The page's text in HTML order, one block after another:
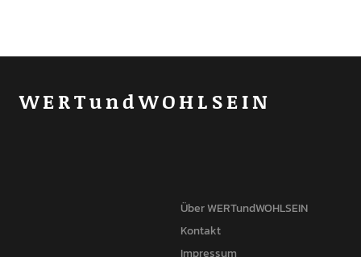
WERTundWOHLSEIN
Über WERTundWOHLSEIN
Kontakt
Impressum